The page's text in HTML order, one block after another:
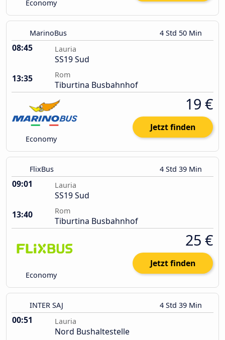
Economy
MarinoBus 4 Std 50 Min
08:45 Lauria
SS19 Sud
13:35
Rom
Tiburtina Busbahnhof
Economy
19 €
Jetzt finden
FlixBus 4 Std 39 Min
09:01 Lauria
SS19 Sud
13:40
Rom
Tiburtina Busbahnhof
Economy
25 €
Jetzt finden
INTER SAJ 4 Std 39 Min
00:51 Lauria
Nord Bushaltestelle